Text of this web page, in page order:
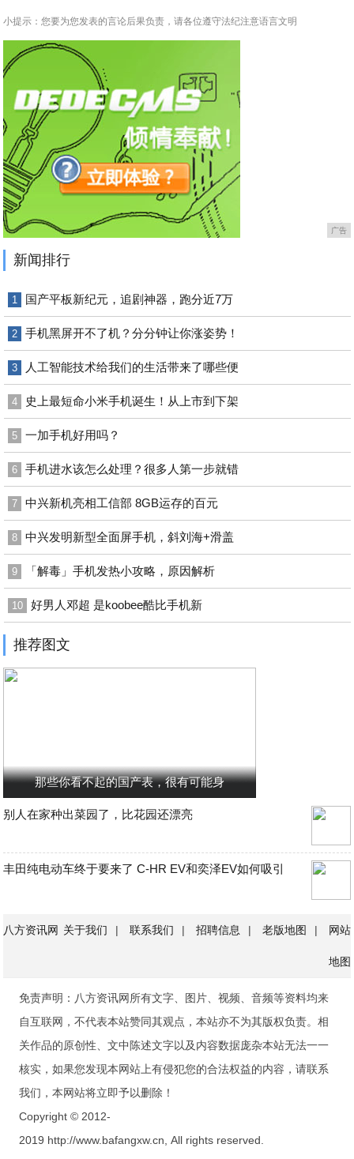
小提示：您要为您发表的言论后果负责，请各位遵守法纪注意语言文明
广告
新闻排行
1 国产平板新纪元，追剧神器，跑分近7万
2 手机黑屏开不了机？分分钟让你涨姿势！
3 人工智能技术给我们的生活带来了哪些便
4 史上最短命小米手机诞生！从上市到下架
5 一加手机好用吗？
6 手机进水该怎么处理？很多人第一步就错
7 中兴新机亮相工信部 8GB运存的百元
8 中兴发明新型全面屏手机，斜刘海+滑盖
9 「解毒」手机发热小攻略，原因解析
10 好男人邓超 是koobee酷比手机新
推荐图文
那些你看不起的国产表，很有可能身
别人在家种出菜园了，比花园还漂亮
丰田纯电动车终于要来了 C-HR EV和奕泽EV如何吸引
八方资讯网 关于我们 | 联系我们 | 招聘信息 | 老版地图 | 网站
地图
免责声明：八方资讯网所有文字、图片、视频、音频等资料均来
自互联网，不代表本站赞同其观点，本站亦不为其版权负责。相
关作品的原创性、文中陈述文字以及内容数据庞杂本站无法一一
核实，如果您发现本网站上有侵犯您的合法权益的内容，请联系
我们，本网站将立即予以删除！
Copyright © 2012-
2019 http://www.bafangxw.cn, All rights reserved.